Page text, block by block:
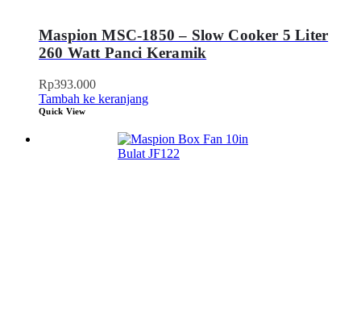
Maspion MSC-1850 – Slow Cooker 5 Liter
260 Watt Panci Keramik
Rp393.000
Tambah ke keranjang
Quick View